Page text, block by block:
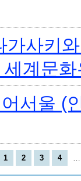
가사키
세계문
서울 (
1 2 3 4 …